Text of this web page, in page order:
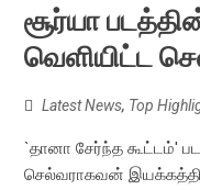
சூர்யா
வெளியிட்ட
Latest News, Top
`தானா சேர்ந்த கூட்டம்'
செல்வராகவன் இயக்கத்தில்